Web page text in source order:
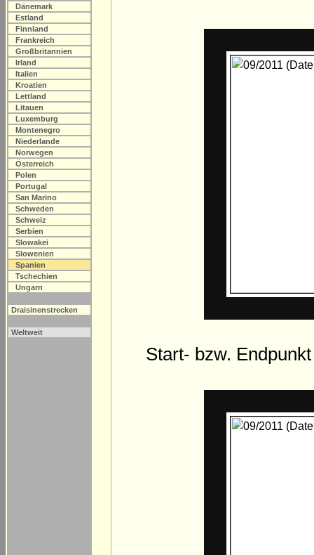
Dänemark
Estland
Finnland
Frankreich
Großbritannien
Irland
Italien
Kroatien
Lettland
Litauen
Luxemburg
Montenegro
Niederlande
Norwegen
Österreich
Polen
Portugal
San Marino
Schweden
Schweiz
Serbien
Slowakei
Slowenien
Spanien
Tschechien
Ungarn
Draisinenstrecken
Weltweit
Start- bzw.